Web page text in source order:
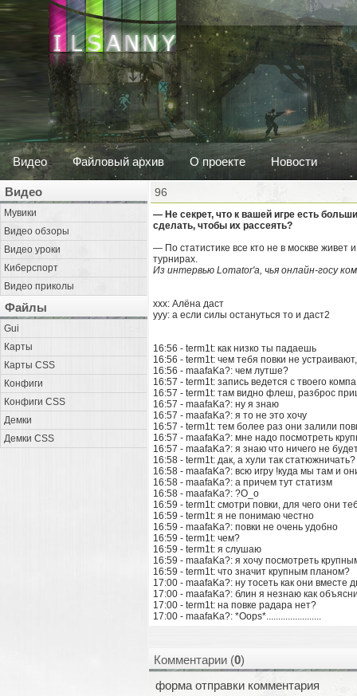
Видео Файловый архив О проекте Новости
Видео
Мувики
Видео обзоры
Видео уроки
Киберспорт
Видео приколы
Файлы
Gui
Карты
Карты CSS
Конфиги
Конфиги CSS
Демки
Демки CSS
96
— Не секрет, что к вашей игре есть
сделать, чтобы их рассеять?
— По статистике все кто не в москве живет
турнирах.
Из интервью Lomator'a, чья онлайн-госу
xxx: Алёна даст
yyy: а если силы остануться то и даст2
16:56 - term1t: как низко ты падаешь
16:56 - term1t: чем тебя повки не
16:56 - maafaKa?: чем лутше?
16:57 - term1t: запись ведется с твоего
16:57 - term1t: там видно флеш, разброс
16:57 - maafaKa?: ну я знаю
16:57 - maafaKa?: я то не это хочу
16:57 - term1t: тем более раз они залили
16:57 - maafaKa?: мне надо посмотреть
16:57 - maafaKa?: я знаю что ничего не
16:58 - term1t: дак, а хули так статюжничать?
16:58 - maafaKa?: всю игру !куда мы там и
16:58 - maafaKa?: а причем тут статизм
16:58 - maafaKa?: ?О_о
16:59 - term1t: смотри повки, для чего они
16:59 - term1t: я не понимаю честно
16:59 - maafaKa?: повки не очень удобно
16:59 - term1t: чем?
16:59 - term1t: я слушаю
16:59 - maafaKa?: я хочу посмотреть
16:59 - term1t: что значит крупным планом?
17:00 - maafaKa?: ну тосеть как они вместе
17:00 - maafaKa?: блин я незнаю как
17:00 - term1t: на повке радара нет?
17:00 - maafaKa?: *Oops*.......................
Комментарии (0)
форма отправки комментария